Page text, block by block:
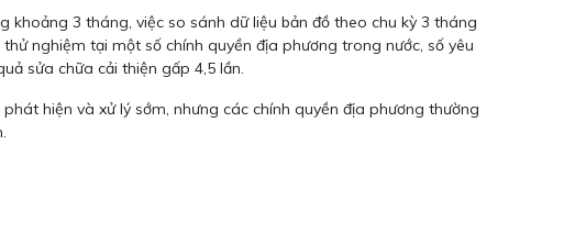
3 tháng, việc so sánh dữ liệu bản đồ theo chu kỳ 3 tháng
nghiệm tại một số chính quyền địa phương trong nước, số yêu
sửa chữa cải thiện gấp 4,5 lần.
hiện và xử lý sớm, nhưng các chính quyền địa phương thường